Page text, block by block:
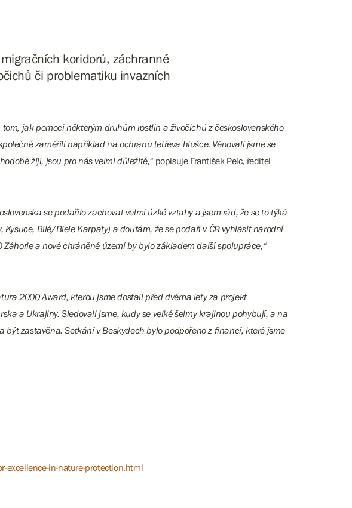
koridorů, záchranné
či problematiku invazních
jak pomoci některým druhům rostlin a živočichů z československého
zaměřili například na ochranu tetřeva hlušce. Věnovali jsme se
žijí, jsou pro nás velmi důležité,“ popisuje František Pelc, ředitel
se podařilo zachovat velmi úzké vztahy a jsem rád, že se to týká
Bílé/Biele Karpaty) a doufám, že se podaří v ČR vyhlásit národní
a nové chráněné území by bylo základem další spolupráce,“
2000 Award, kterou jsme dostali před dvěma lety za projekt
a Ukrajiny. Sledovali jsme, kudy se velké šelmy krajinou pohybují, a na
zastavěna. Setkání v Beskydech bylo podpořeno z financí, které jsme
excellence-in-nature-protection.html